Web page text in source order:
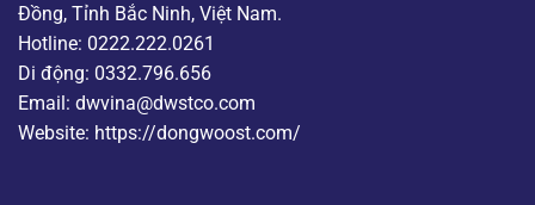
Đồng, Tỉnh Bắc Ninh, Việt Nam.
Hotline: 0222.222.0261
Di động: 0332.796.656
Email: dwvina@dwstco.com
Website: https://dongwoost.com/